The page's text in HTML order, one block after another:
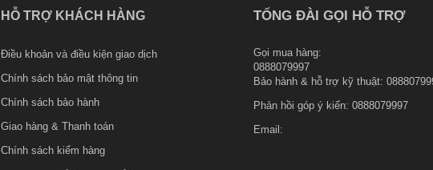
HỖ TRỢ KHÁCH HÀNG
Điều khoản và điều kiện giao dịch
Chính sách bảo mật thông tin
Chính sách bảo hành
Giao hàng & Thanh toán
Chính sách kiểm hàng
TỔNG ĐÀI GỌI HỖ TRỢ
Gọi mua hàng:
0888079997
Bảo hành & hỗ trợ kỹ thuật:
Phản hồi góp ý kiến: 0888079997
Email: